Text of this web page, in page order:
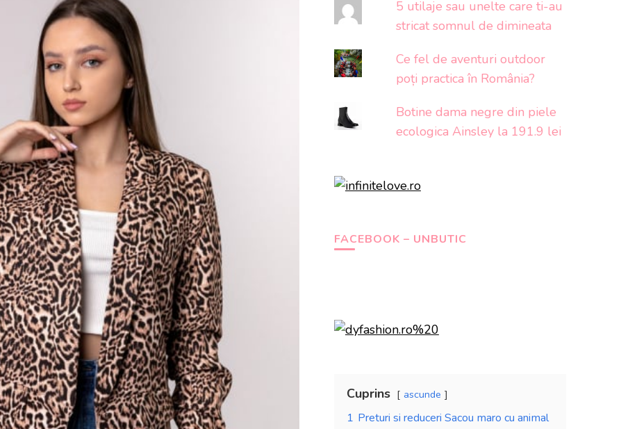
5 utilaje sau unelte care ti-au
stricat somnul de dimineata
Ce fel de aventuri outdoor
poți practica în România?
Botine dama negre din piele
ecologica Ainsley la 191.9 lei
FACEBOOK – UNBUTIC
Cuprins ascunde
1 Preturi si reduceri Sacou maro cu animal